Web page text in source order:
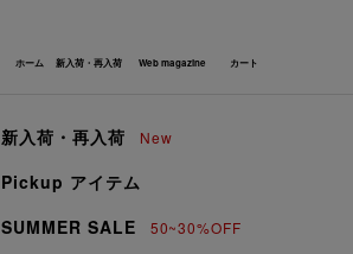
ホーム 新入荷・再入荷 Web magazine カート
新入荷・再入荷 New
Pickup アイテム
SUMMER SALE
50~30%OFF